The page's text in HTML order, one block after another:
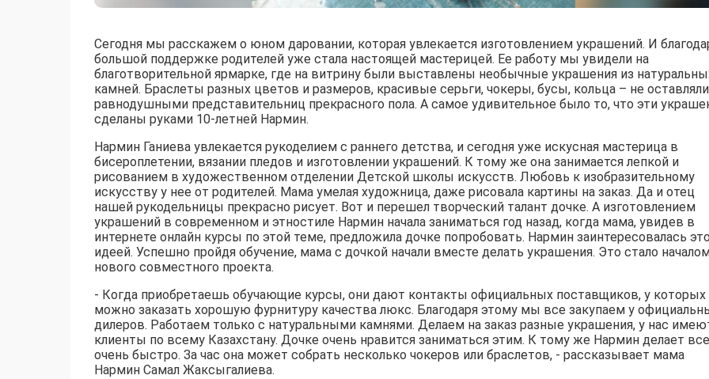
Сегодня мы расскажем о юном даровании, которая увлекается изготовлением украшений. И
большой поддержке родителей уже стала настоящей мастерицей. Ее работу мы увидели на
благотворительной ярмарке, где на витрину были выставлены необычные украшения из
камней. Браслеты разных цветов и размеров, красивые серьги, чокеры, бусы, кольца – не оставляли
равнодушными представительниц прекрасного пола. А самое удивительное было то, что эти
сделаны руками 10-летней Нармин.
Нармин Ганиева увлекается рукоделием с раннего детства, и сегодня уже искусная мастерица в
бисероплетении, вязании пледов и изготовлении украшений. К тому же она занимается лепкой и
рисованием в художественном отделении Детской школы искусств. Любовь к изобразительному
искусству у нее от родителей. Мама умелая художница, даже рисовала картины на заказ. Да и отец
нашей рукодельницы прекрасно рисует. Вот и перешел творческий талант дочке. А изготовлением
украшений в современном и этностиле Нармин начала заниматься год назад, когда мама, увидев в
интернете онлайн курсы по этой теме, предложила дочке попробовать. Нармин заинтересовалась
идеей. Успешно пройдя обучение, мама с дочкой начали вместе делать украшения. Это стало
нового совместного проекта.
- Когда приобретаешь обучающие курсы, они дают контакты официальных поставщиков, у которых
можно заказать хорошую фурнитуру качества люкс. Благодаря этому мы все закупаем у
дилеров. Работаем только с натуральными камнями. Делаем на заказ разные украшения, у нас
клиенты по всему Казахстану. Дочке очень нравится заниматься этим. К тому же Нармин делает все
очень быстро. За час она может собрать несколько чокеров или браслетов, - рассказывает мама
Нармин Самал Жаксыгалиева.